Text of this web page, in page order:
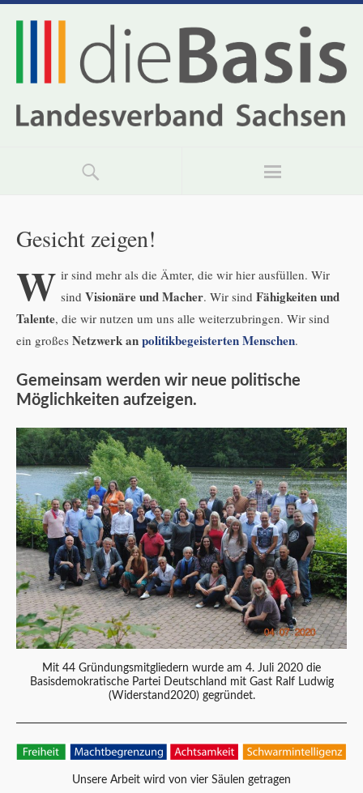
Gesicht zeigen!
W ir sind mehr als die Ämter, die wir hier ausfüllen. Wir
sind Visionäre und Macher. Wir sind Fähigkeiten und
Talente, die wir nutzen um uns alle weiterzubringen. Wir sind
ein großes Netzwerk anpolitikbegeisterten Menschen.
Gemeinsam werden wir neue politische
Möglichkeiten aufzeigen.
Mit 44 Gründungsmitgliedern wurde am 4. Juli 2020 die
Basisdemokratische Partei Deutschland mit Gast Ralf Ludwig
(Widerstand2020) gegründet.
Unsere Arbeit wird von vier Säulen getragen